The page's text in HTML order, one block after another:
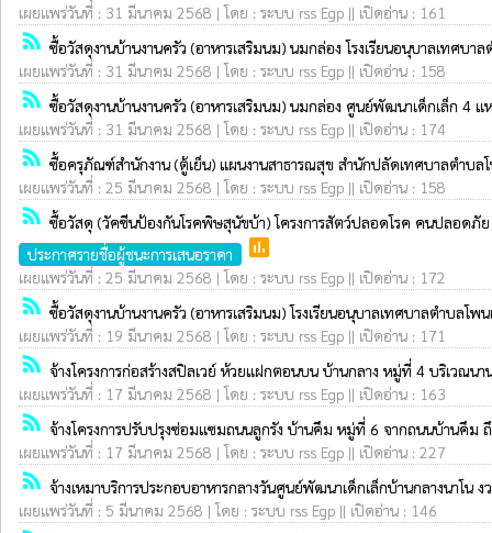
เผยแพร่วันที่ : 31 มีนาคม 2568 | โดย : ระบบ rss Egp || เปิดอ่าน : 161
rss_feed ซื้อวัสดุงานบ้านงานครัว (อาหารเสริมนม) นมกล่อง โรงเรียนอนุบาลเทศ
เผยแพร่วันที่ : 31 มีนาคม 2568 | โดย : ระบบ rss Egp || เปิดอ่าน : 158
rss_feed ซื้อวัสดุงานบ้านงานครัว (อาหารเสริมนม) นมกล่อง ศูนย์พัฒนาเด็กเล็ก 4
เผยแพร่วันที่ : 31 มีนาคม 2568 | โดย : ระบบ rss Egp || เปิดอ่าน : 174
rss_feed ซื้อครุภัณฑ์สำนักงาน (ตู้เย็น) แผนงานสาธารณสุข สำนักปลัดเทศบาลตำบล
เผยแพร่วันที่ : 25 มีนาคม 2568 | โดย : ระบบ rss Egp || เปิดอ่าน : 158
rss_feed ซื้อวัสดุ (วัคซีนป้องกันโรคพิษสุนัขบ้า) โครงการสัตว์ปลอดโรค คนปลอดภัย
ประกาศรายชื่อผู้ชนะการเสนอราคา
poll
เผยแพร่วันที่ : 25 มีนาคม 2568 | โดย : ระบบ rss Egp || เปิดอ่าน : 172
rss_feed ซื้อวัสดุงานบ้านงานครัว (อาหารเสริมนม) โรงเรียนอนุบาลเทศบาลตำบล
เผยแพร่วันที่ : 19 มีนาคม 2568 | โดย : ระบบ rss Egp || เปิดอ่าน : 171
rss_feed จ้างโครงการก่อสร้างสปิลเวย์ ห้วยแฝกตอนบน บ้านกลาง หมู่ที่ 4 บริเวณ
เผยแพร่วันที่ : 17 มีนาคม 2568 | โดย : ระบบ rss Egp || เปิดอ่าน : 163
rss_feed จ้างโครงการปรับปรุงซ่อมแซมถนนลูกรัง บ้านคึม หมู่ที่ 6 จากถนนบ้านคึม
เผยแพร่วันที่ : 17 มีนาคม 2568 | โดย : ระบบ rss Egp || เปิดอ่าน : 227
rss_feed จ้างเหมาบริการประกอบอาหารกลางวันศูนย์พัฒนาเด็กเล็กบ้านกลางนาโ
เผยแพร่วันที่ : 5 มีนาคม 2568 | โดย : ระบบ rss Egp || เปิดอ่าน : 146